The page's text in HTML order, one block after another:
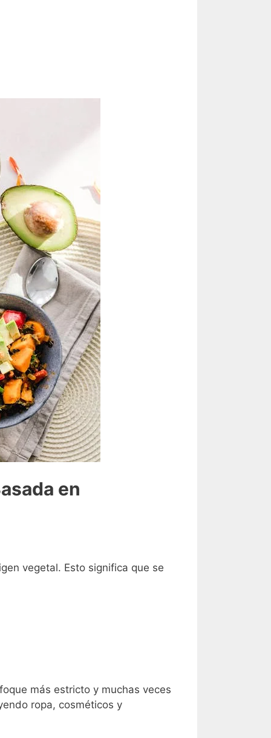
en
vegetal. Esto significa que se
más estricto y muchas veces
ropa, cosméticos y